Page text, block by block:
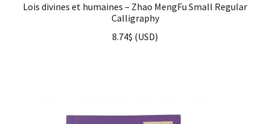
Lois divines et humaines – Zhao MengFu Small Regular
Calligraphy
8.74$ (USD)